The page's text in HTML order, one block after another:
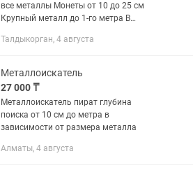
все металлы Монеты от 10 до 25 см
Крупный металл до 1-го метра В
зарядное устройство группа в ВК моя
Талдыкорган, 4 августа
Металлоискатель
27 000 ₸
Металлоискатель пират глубина
поиска от 10 см до метра в
зависимости от размера металла
Алматы, 4 августа